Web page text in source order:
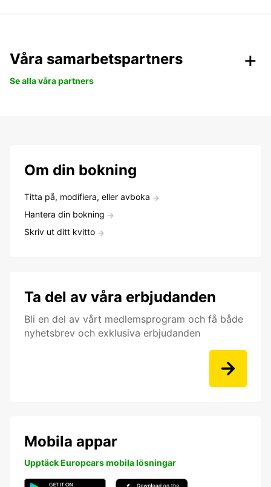
Våra samarbetspartners
Se alla våra partners
Om din bokning
Titta på, modifiera, eller avboka
Hantera din bokning
Skriv ut ditt kvitto
Ta del av våra erbjudanden
Bli en del av vårt medlemsprogram och få både
nyhetsbrev och exklusiva erbjudanden
Mobila appar
Upptäck Europcars mobila lösningar